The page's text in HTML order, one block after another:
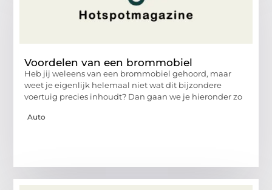
Voordelen van een brommobiel
Heb jij weleens van een brommobiel gehoord, maar
weet je eigenlijk helemaal niet wat dit bijzondere
voertuig precies inhoudt? Dan gaan we je hieronder zo
Auto